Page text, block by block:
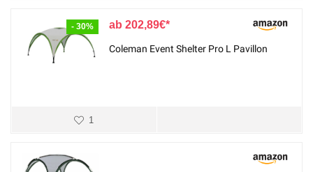
- 30% 202,89€
Coleman Event Shelter Pro L Pavillon
1